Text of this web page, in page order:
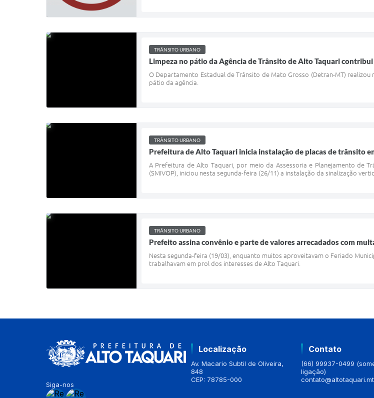
TRÂNSITO URBANO
Limpeza no pátio da Agência de Trânsito de Alto Taquari
O Departamento Estadual de Trânsito de Mato Grosso (Detran-MT)
pátio da agência.
TRÂNSITO URBANO
Prefeitura de Alto Taquari inicia instalação de placas de trânsito
A Prefeitura de Alto Taquari, por meio da Assessoria e Planejamento de
(SMIVOP), iniciou nesta segunda-feira (26/11) a instalação da sinalização
TRÂNSITO URBANO
Prefeito assina convênio e parte de valores arrecadados com
Nesta segunda-feira (19/03), enquanto muitos aproveitavam o Feriado
trabalhavam em prol dos interesses de Alto Taquari.
Siga-nos
Localização
Av. Macario Subtil de Oliveira,
848
CEP: 78785-000
Contato
(66) 99937-0499
ligação)